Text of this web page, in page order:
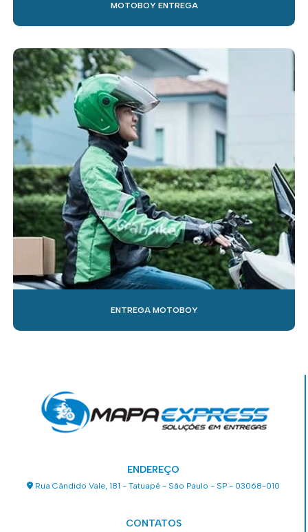
MOTOBOY ENTREGA
ENTREGA MOTOBOY
ENDEREÇO
Rua Cândido Vale, 181 - Tatuapé - São Paulo - SP - 03068-010
CONTATOS